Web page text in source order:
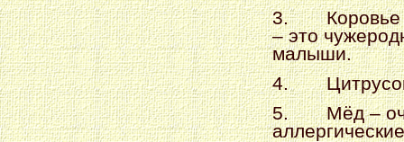
3.
– это
малыши.
4.
5.
Мёд –